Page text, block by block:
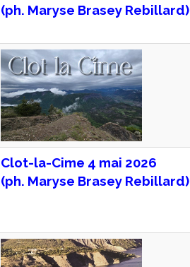
(ph. Maryse Brasey Rebillard)
Clot-la-Cime 4 mai 2026
(ph. Maryse Brasey Rebillard)